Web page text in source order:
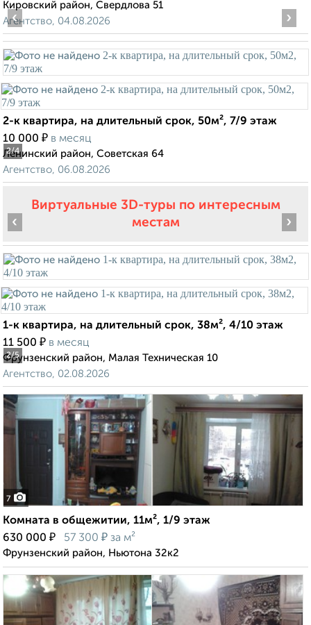
Кировский район, Свердлова 51
Агентство, 04.08.2026
2/4
‹ ›
2-к квартира, на длительный срок, 50м², 7/9 этаж
10 000 ₽ в месяц
Ленинский район, Советская 64
Агентство, 06.08.2026
Виртуальные 3D-туры по интересным
местам
2/5
‹ ›
1-к квартира, на длительный срок, 38м², 4/10 этаж
11 500 ₽ в месяц
Фрунзенский район, Малая Техническая 10
Агентство, 02.08.2026
7
Комната в общежитии, 11м², 1/9 этаж
630 000 ₽ 57 300 ₽ за м²
Фрунзенский район, Ньютона 32к2